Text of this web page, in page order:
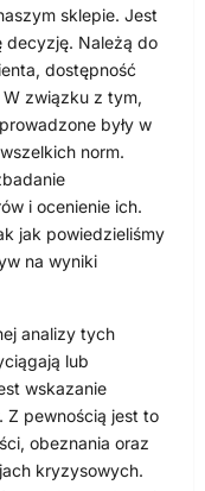
sklepie. Jest
decyzję. Należą do
dostępność
W związku z tym,
były w
norm.
i ocenienie ich.
jak powiedzieliśmy
na wyniki
analizy tych
lub
wskazanie
Z pewnością jest to
obeznania oraz
kryzysowych.